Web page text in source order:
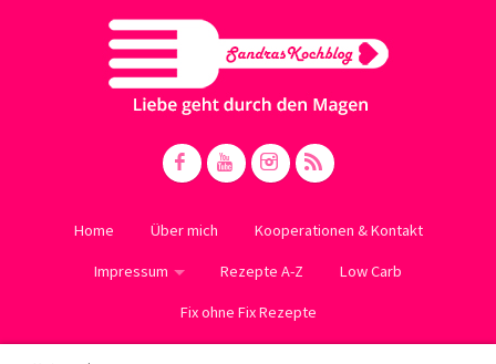
Home Über mich Kooperationen & Kontakt
Impressum Rezepte A-Z Low Carb
Fix ohne Fix Rezepte